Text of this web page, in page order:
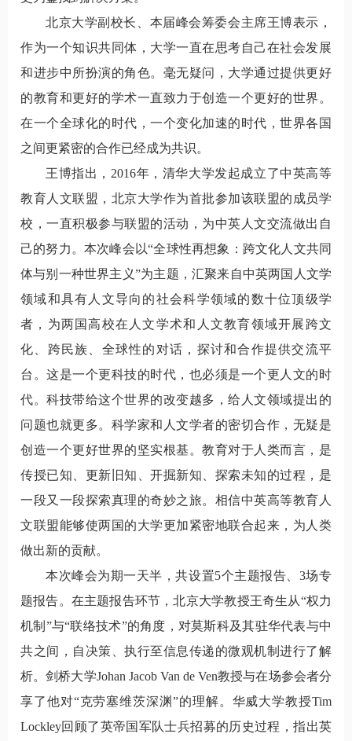
北京大学副校长、本届峰会筹委会主席王博表示，
作为一个知识共同体，大学一直在思考自己在社会发展
和进步中所扮演的角色。毫无疑问，大学通过提供更好
的教育和更好的学术一直致力于创造一个更好的世界。
在一个全球化的时代，一个变化加速的时代，世界各国
之间更紧密的合作已经成为共识。
王博指出，2016年，清华大学发起成立了中英高等
教育人文联盟，北京大学作为首批参加该联盟的成员学
校，一直积极参与联盟的活动，为中英人文交流做出自
己的努力。本次峰会以“全球性再想象：跨文化人文共同
体与别一种世界主义”为主题，汇聚来自中英两国人文学
领域和具有人文导向的社会科学领域的数十位顶级学
者，为两国高校在人文学术和人文教育领域开展跨文
化、跨民族、全球性的对话，探讨和合作提供交流平
台。这是一个更科技的时代，也必须是一个更人文的时
代。科技带给这个世界的改变越多，给人文领域提出的
问题也就更多。科学家和人文学者的密切合作，无疑是
创造一个更好世界的坚实根基。教育对于人类而言，是
传授已知、更新旧知、开掘新知、探索未知的过程，是
一段又一段探索真理的奇妙之旅。相信中英高等教育人
文联盟能够使两国的大学更加紧密地联合起来，为人类
做出新的贡献。
本次峰会为期一天半，共设置5个主题报告、3场专
题报告。在主题报告环节，北京大学教授王奇生从“权力
机制”与“联络技术”的角度，对莫斯科及其驻华代表与中
共之间，自决策、执行至信息传递的微观机制进行了解
析。剑桥大学Johan Jacob Van de Ven教授与在场参会者分
享了他对“克劳塞维茨深渊”的理解。华威大学教授Tim
Lockley回顾了英帝国军队士兵招募的历史过程，指出英